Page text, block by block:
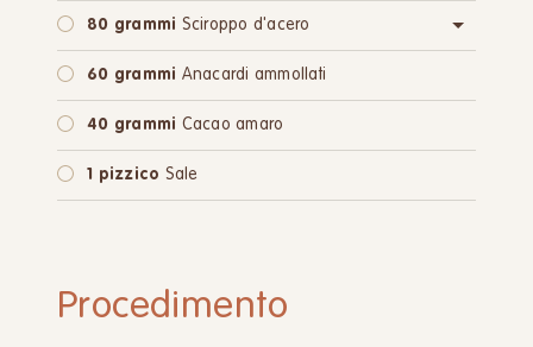
80 grammi Sciroppo d'acero
oppure:80 grammiZucchero di canna
60 grammi Anacardi ammollati
40 grammi Cacao amaro
1 pizzico Sale
Procedimento